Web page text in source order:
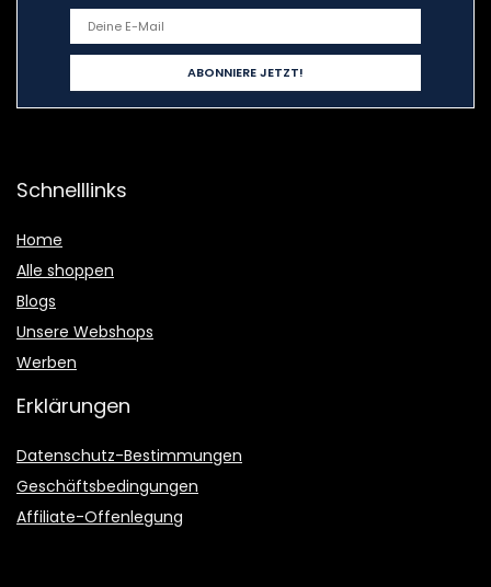
Schnelllinks
Home
Alle shoppen
Blogs
Unsere Webshops
Werben
Erklärungen
Datenschutz-Bestimmungen
Geschäftsbedingungen
Affiliate-Offenlegung